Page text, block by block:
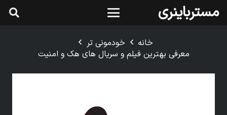
مسترباینری
خانه
خودمونی تر
معرفی بهترین فیلم و سریال های هک و امنیت